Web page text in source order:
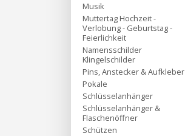
Musik
Muttertag Hochzeit -
Verlobung - Geburtstag -
Feierlichkeit
Namensschilder
Klingelschilder
Pins, Anstecker & Aufkleber
Pokale
Schlüsselanhänger
Schlüsselanhänger &
Flaschenöffner
Schützen